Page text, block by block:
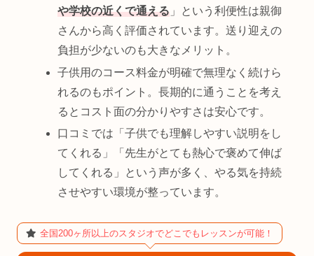
や学校の近くで通える 」という利便性は親御
さんから高く評価されています。送り迎えの
負担が少ないのも大きなメリット。
子供用のコース料金が明確で無理なく続けら
れるのもポイント。長期的に通うことを考え
るとコスト面の分かりやすさは安心です。
口コミでは「子供でも理解しやすい説明をし
てくれる」「先生がとても熱心で褒めて伸ば
してくれる」という声が多く、やる気を持続
させやすい環境が整っています。
全国200ヶ所以上のスタジオでどこでもレッスンが可能！